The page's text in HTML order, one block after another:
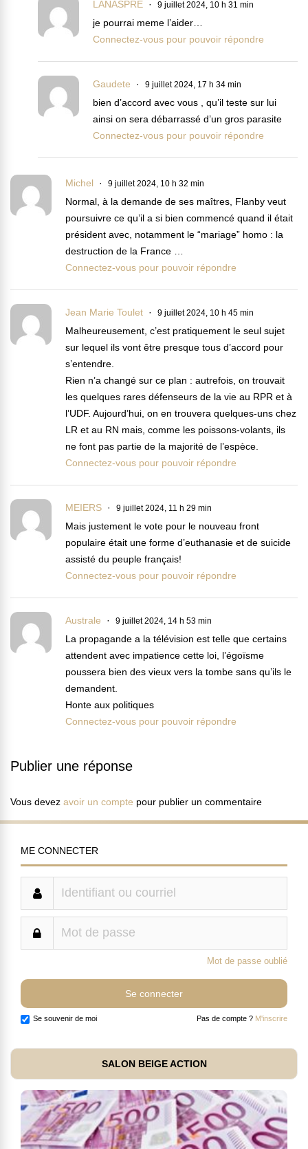
LANASPRE 9 juillet 2024, 10 h 31 min
je pourrai meme l’aider…
Connectez-vous pour pouvoir répondre
Gaudete 9 juillet 2024, 17 h 34 min
bien d’accord avec vous , qu’il teste sur lui
ainsi on sera débarrassé d’un gros parasite
Connectez-vous pour pouvoir répondre
Michel 9 juillet 2024, 10 h 32 min
Normal, à la demande de ses maîtres, Flanby veut
poursuivre ce qu’il a si bien commencé quand il était
président avec, notamment le “mariage” homo : la
destruction de la France …
Connectez-vous pour pouvoir répondre
Jean Marie Toulet 9 juillet 2024, 10 h 45 min
Malheureusement, c’est pratiquement le seul sujet
sur lequel ils vont être presque tous d’accord pour
s’entendre.
Rien n’a changé sur ce plan : autrefois, on trouvait
les quelques rares défenseurs de la vie au RPR et à
l’UDF. Aujourd’hui, on en trouvera quelques-uns chez
LR et au RN mais, comme les poissons-volants, ils
ne font pas partie de la majorité de l’espèce.
Connectez-vous pour pouvoir répondre
MEIERS 9 juillet 2024, 11 h 29 min
Mais justement le vote pour le nouveau front
populaire était une forme d’euthanasie et de suicide
assisté du peuple français!
Connectez-vous pour pouvoir répondre
Australe 9 juillet 2024, 14 h 53 min
La propagande a la télévision est telle que certains
attendent avec impatience cette loi, l’égoïsme
poussera bien des vieux vers la tombe sans qu’ils le
demandent.
Honte aux politiques
Connectez-vous pour pouvoir répondre
Publier une réponse
Vous devez avoir un compte pour publier un commentaire
ME CONNECTER
Mot de passe oublié
Se souvenir de moi Pas de compte ? M'inscrire
SALON BEIGE ACTION